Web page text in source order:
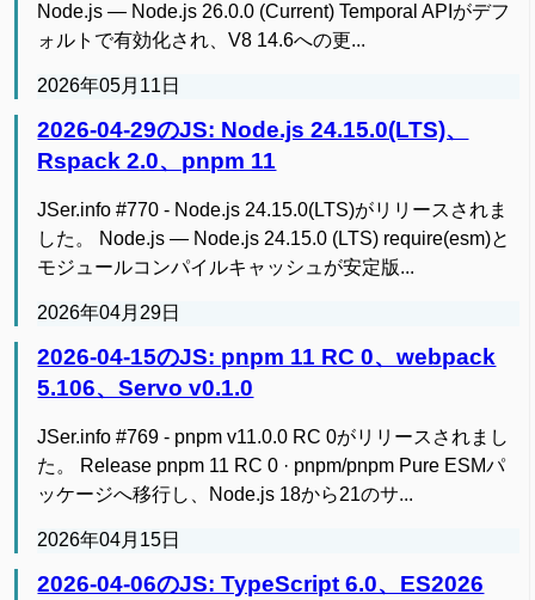
Node.js — Node.js 26.0.0 (Current) Temporal APIがデフ
ォルトで有効化され、V8 14.6への更...
2026年05月11日
2026-04-29のJS: Node.js 24.15.0(LTS)、
Rspack 2.0、pnpm 11
JSer.info #770 - Node.js 24.15.0(LTS)がリリースされま
した。 Node.js — Node.js 24.15.0 (LTS) require(esm)と
モジュールコンパイルキャッシュが安定版...
2026年04月29日
2026-04-15のJS: pnpm 11 RC 0、webpack
5.106、Servo v0.1.0
JSer.info #769 - pnpm v11.0.0 RC 0がリリースされまし
た。 Release pnpm 11 RC 0 · pnpm/pnpm Pure ESMパ
ッケージへ移行し、Node.js 18から21のサ...
2026年04月15日
2026-04-06のJS: TypeScript 6.0、ES2026